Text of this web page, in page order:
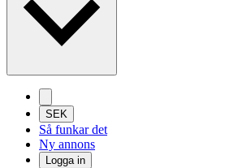
SEK
Så funkar det
Ny annons
Logga in